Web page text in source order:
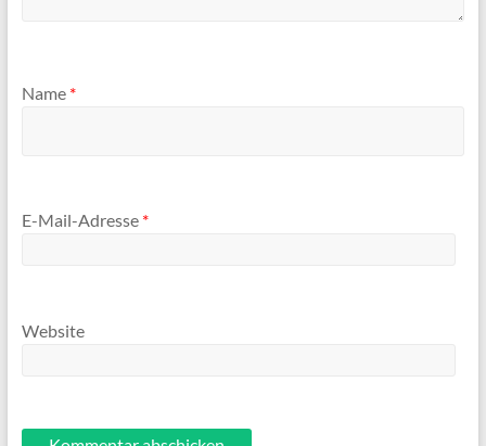
Name *
E-Mail-Adresse *
Website